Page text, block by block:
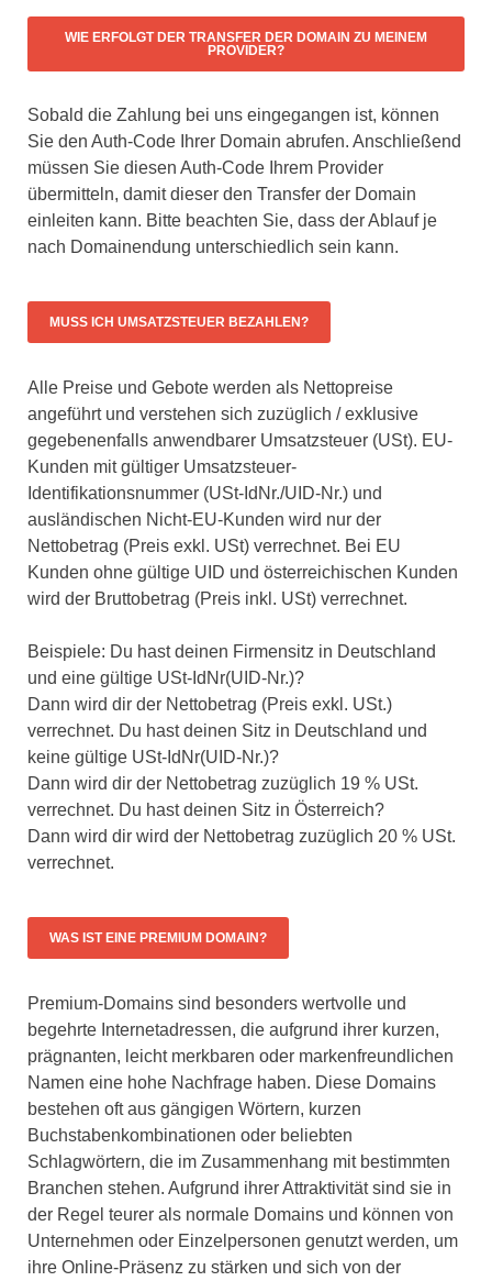
WIE ERFOLGT DER TRANSFER DER DOMAIN ZU MEINEM
PROVIDER?
Sobald die Zahlung bei uns eingegangen ist, können
Sie den Auth-Code Ihrer Domain abrufen. Anschließend
müssen Sie diesen Auth-Code Ihrem Provider
übermitteln, damit dieser den Transfer der Domain
einleiten kann. Bitte beachten Sie, dass der Ablauf je
nach Domainendung unterschiedlich sein kann.
MUSS ICH UMSATZSTEUER BEZAHLEN?
Alle Preise und Gebote werden als Nettopreise
angeführt und verstehen sich zuzüglich / exklusive
gegebenenfalls anwendbarer Umsatzsteuer (USt). EU-
Kunden mit gültiger Umsatzsteuer-
Identifikationsnummer (USt-IdNr./UID-Nr.) und
ausländischen Nicht-EU-Kunden wird nur der
Nettobetrag (Preis exkl. USt) verrechnet. Bei EU
Kunden ohne gültige UID und österreichischen Kunden
wird der Bruttobetrag (Preis inkl. USt) verrechnet.
Beispiele: Du hast deinen Firmensitz in Deutschland
und eine gültige USt-IdNr(UID-Nr.)?
Dann wird dir der Nettobetrag (Preis exkl. USt.)
verrechnet. Du hast deinen Sitz in Deutschland und
keine gültige USt-IdNr(UID-Nr.)?
Dann wird dir der Nettobetrag zuzüglich 19 % USt.
verrechnet. Du hast deinen Sitz in Österreich?
Dann wird dir wird der Nettobetrag zuzüglich 20 % USt.
verrechnet.
WAS IST EINE PREMIUM DOMAIN?
Premium-Domains sind besonders wertvolle und
begehrte Internetadressen, die aufgrund ihrer kurzen,
prägnanten, leicht merkbaren oder markenfreundlichen
Namen eine hohe Nachfrage haben. Diese Domains
bestehen oft aus gängigen Wörtern, kurzen
Buchstabenkombinationen oder beliebten
Schlagwörtern, die im Zusammenhang mit bestimmten
Branchen stehen. Aufgrund ihrer Attraktivität sind sie in
der Regel teurer als normale Domains und können von
Unternehmen oder Einzelpersonen genutzt werden, um
ihre Online-Präsenz zu stärken und sich von der